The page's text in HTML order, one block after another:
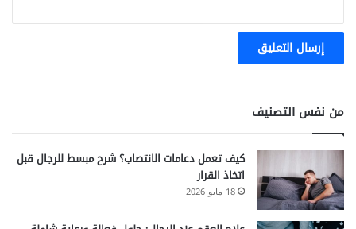
من نفس التصنيف
كيف تعمل دعامات الانتصاب؟ شرح مبسط للرجال قبل
اتخاذ القرار
18 مايو 2026